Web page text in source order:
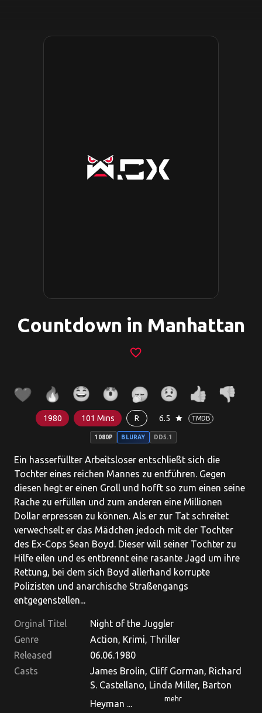
Countdown in Manhattan
favorite_border
1980 101 Mins R 6.5 star TMDB
1080P BLURAY DD5.1
Ein hasserfüllter Arbeitsloser entschließt sich die
Tochter eines reichen Mannes zu entführen. Gegen
diesen hegt er einen Groll und hofft so zum einen seine
Rache zu erfüllen und zum anderen eine Millionen
Dollar erpressen zu können. Als er zur Tat schreitet
verwechselt er das Mädchen jedoch mit der Tochter
des Ex-Cops Sean Boyd. Dieser will seiner Tochter zu
Hilfe eilen und es entbrennt eine rasante Jagd um ihre
Rettung, bei dem sich Boyd allerhand korrupte
Polizisten und anarchische Straßengangs
entgegenstellen...
Orginal Titel
Night of the Juggler
Genre
Action, Krimi, Thriller
Released
06.06.1980
Casts
James Brolin, Cliff Gorman, Richard
S. Castellano, Linda Miller, Barton
Heyman ...
mehr